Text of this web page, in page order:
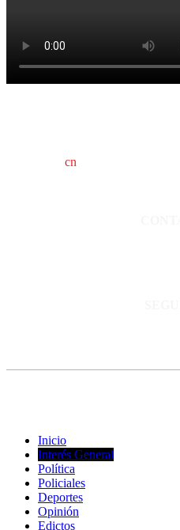
cn
Inicio
Interés General
Política
Policiales
Deportes
Opinión
Edictos